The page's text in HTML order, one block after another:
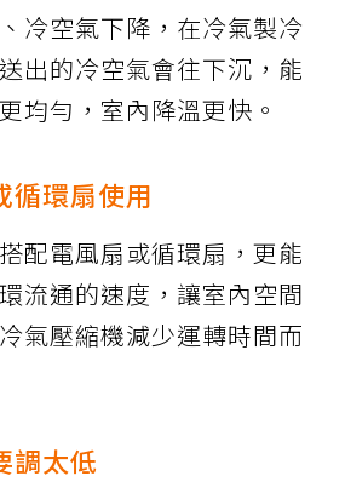
冷空氣下降，在冷氣製冷
出的冷空氣會往下沉，能
均勻，室內降溫更快。
循環扇使用
配電風扇或循環扇，更能
流通的速度，讓室內空間
氣壓縮機減少運轉時間而
調太低